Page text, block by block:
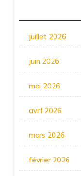
juillet 2026
juin 2026
mai 2026
avril 2026
mars 2026
février 2026